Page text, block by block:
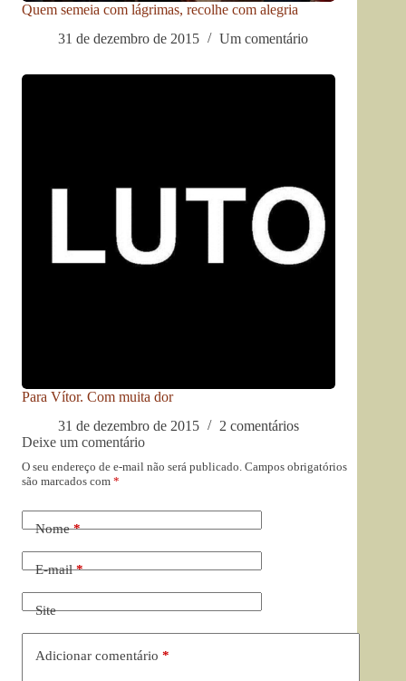
Quem semeia com lágrimas, recolhe com alegria
31 de dezembro de 2015
Um comentário
Para Vítor. Com muita dor
31 de dezembro de 2015
2 comentários
Deixe um comentário
O seu endereço de e-mail não será publicado. Campos obrigatórios
são marcados com *
Nome*
E-mail*
Site
Adicionar comentário *